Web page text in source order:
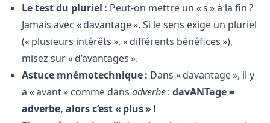
Le test du pluriel : Peut-on mettre un « s » à la fin ?
Jamais avec « davantage ». Si le sens exige un pluriel
(« plusieurs intérêts », « différents bénéfices »),
misez sur « d’avantages ».
Astuce mnémotechnique : Dans « davantage », il y
a « avant » comme dans adverbe: davANTage =
adverbe, alors c’est « plus » !